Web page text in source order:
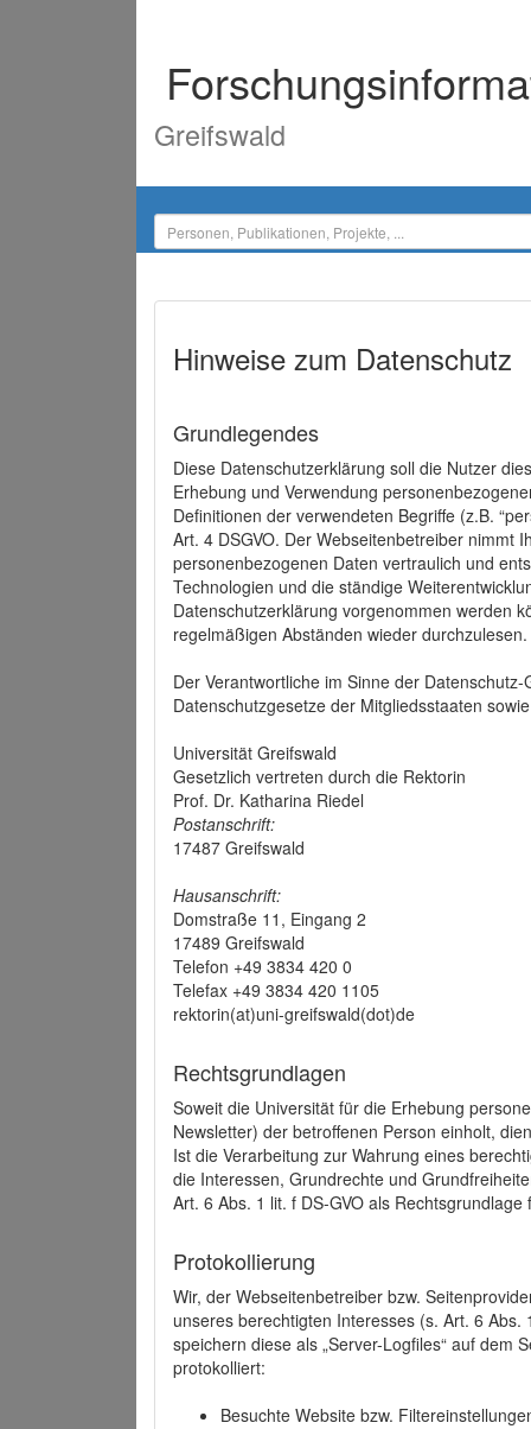
Greifswald
Hinweise zum Datenschutz
Grundlegendes
Diese Datenschutzerklärung soll die Nutzer
Erhebung und Verwendung
Definitionen der verwendeten Begriffe (z.B.
Art. 4 DSGVO. Der Webseitenbetreiber nimmt
personenbezogenen Daten vertraulich und
Technologien und die ständige
Datenschutzerklärung vorgenommen werden
regelmäßigen Abständen wieder durchzulesen.
Der Verantwortliche im Sinne der
Datenschutzgesetze der Mitgliedsstaaten
Universität Greifswald
Gesetzlich vertreten durch die Rektorin
Prof. Dr. Katharina Riedel
Postanschrift:
17487 Greifswald
Hausanschrift:
Domstraße 11, Eingang 2
17489 Greifswald
Telefon +49 3834 420 0
Telefax +49 3834 420 1105
rektorin(at)uni-greifswald(dot)de
Rechtsgrundlagen
Soweit die Universität für die Erhebung
Newsletter) der betroffenen Person einholt,
Ist die Verarbeitung zur Wahrung eines
die Interessen, Grundrechte und
Art. 6 Abs. 1 lit. f DS-GVO als
Protokollierung
Wir, der Webseitenbetreiber bzw.
unseres berechtigten Interesses (s. Art. 6
speichern diese als „Server-Logfiles“ auf dem
protokolliert:
Besuchte Website bzw.